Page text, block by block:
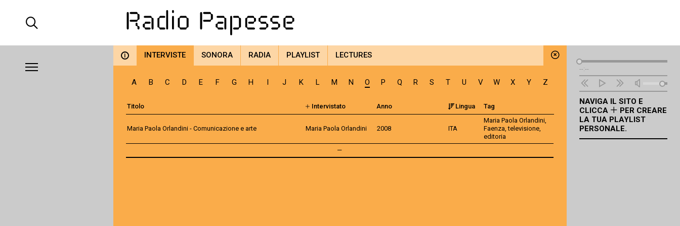
i INTERVISTE SONORA RADIA PLAYLIST LECTURES
A B C D E F G H I J K L M N O P Q R S T U V W X Y Z
Titolo Intervistato Anno Lingua Tag
Maria Paola Orlandini - Comunicazione e arte Maria Paola Orlandini 2008 ITA
Maria Paola Orlandini,
Faenza,televisione,
editoria
—
Lettore
Audio
--:--
NAVIGA IL SITO E
CLICCA
PER CREARE
LA TUA PLAYLIST
PERSONALE.